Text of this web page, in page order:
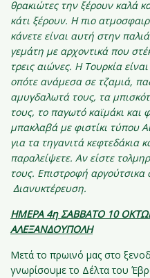
θρακιώτες την ξέρουν καλά
κάτι ξέρουν. Η πιο
κάνετε είναι αυτή στην
γεμάτη με αρχοντικά που
τρεις αιώνες. Η Τουρκία
οπότε ανάμεσα σε τζαμιά,
αμυγδαλωτά τους, τα
τους, το παγωτό καϊμάκι και
μπακλαβά με φιστίκι τύπου
για τα τηγανιτά κεφτεδάκια
παραλείψετε. Αν είστε
τους. Επιστροφή αργούτσικα
Διανυκτέρευση.
ΗΜΕΡΑ 4η ΣΑΒΒΑΤΟ 10
ΑΛΕΞΑΝΔΟΥΠΟΛΗ
Μετά το πρωινό μας στο
γνωρίσουμε το Δέλτα του